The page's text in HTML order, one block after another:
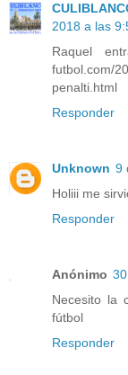
2018 a las
Raquel
futbol.com/
penalti.html
Responder
Unknown 9
Holiii me
Responder
Anónimo
Necesito la
fútbol
Responder